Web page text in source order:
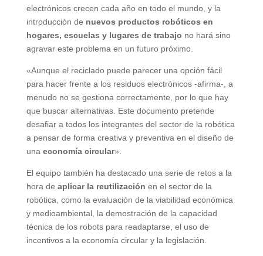
electrónicos crecen cada año en todo el mundo, y la
introducción de nuevos productos robóticos en
hogares, escuelas y lugares de trabajo no hará sino
agravar este problema en un futuro próximo.
«Aunque el reciclado puede parecer una opción fácil
para hacer frente a los residuos electrónicos -afirma-, a
menudo no se gestiona correctamente, por lo que hay
que buscar alternativas. Este documento pretende
desafiar a todos los integrantes del sector de la robótica
a pensar de forma creativa y preventiva en el diseño de
una economía circular».
El equipo también ha destacado una serie de retos a la
hora de aplicar la reutilización en el sector de la
robótica, como la evaluación de la viabilidad económica
y medioambiental, la demostración de la capacidad
técnica de los robots para readaptarse, el uso de
incentivos a la economía circular y la legislación.